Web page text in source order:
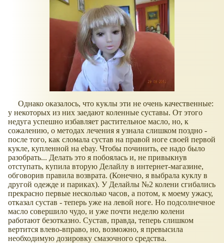
Однако оказалось, что куклы эти не очень качественные:
у некоторых из них заедают коленные суставы. От этого
недуга успешно избавляет растительное масло, но, к
сожалению, о методах лечения я узнала слишком поздно -
после того, как сломала сустав на правой ноге своей первой
кукле, купленной на ebay. Чтобы починить, ее надо было
разобрать... Делать это я побоялась и, не привыкнув
отступать, купила вторую Делайлу в интернет-магазине,
обговорив правила возврата. (Конечно, я выбрала куклу в
другой одежде и париках). У Делайлы №2 колени сгибались
прекрасно первые несколько часов, а потом, к моему ужасу,
отказал сустав - теперь уже на левой ноге. Но подсолнечное
масло совершило чудо, и уже почти неделю колени
работают безотказно. Сустав, правда, теперь слишком
вертится влево-вправо, но, возможно, я превысила
необходимую дозировку смазочного средства.